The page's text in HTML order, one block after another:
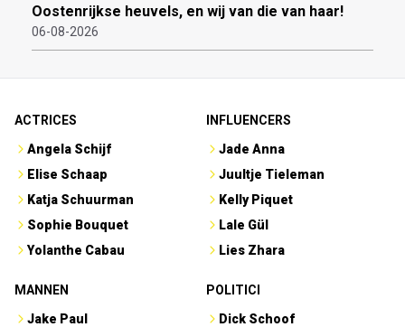
Oostenrijkse heuvels, en wij van die van haar!
06-08-2026
ACTRICES
Angela Schijf
Elise Schaap
Katja Schuurman
Sophie Bouquet
Yolanthe Cabau
INFLUENCERS
Jade Anna
Juultje Tieleman
Kelly Piquet
Lale Gül
Lies Zhara
MANNEN
Jake Paul
POLITICI
Dick Schoof